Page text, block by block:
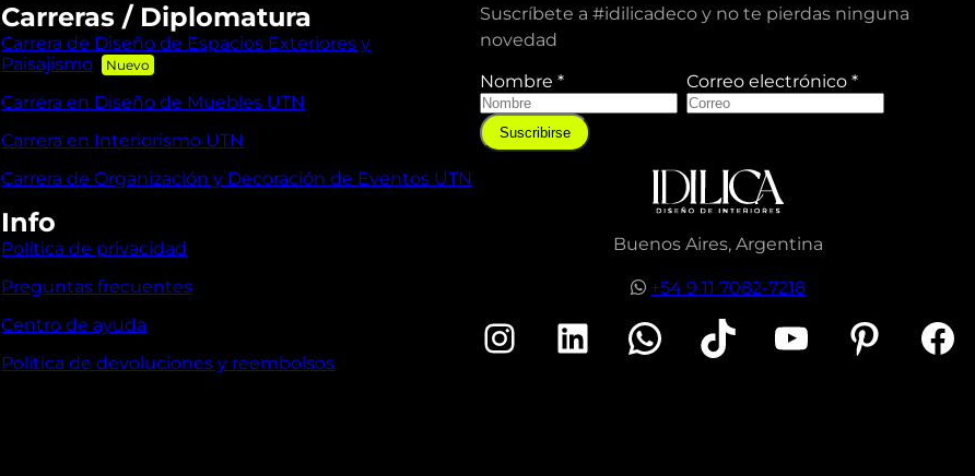
Carreras / Diplomatura
Carrera de Diseño de Espacios Exteriores y
Paisajismo
Carrera en Diseño de Muebles UTN
Carrera en Interiorismo UTN
Carrera de Organización y Decoración de Eventos UTN
Info
Política de privacidad
Preguntas frecuentes
Centro de ayuda
Política de devoluciones y reembolsos
Suscríbete a #idilicadeco y no te pierdas ninguna
novedad
Nombre *
C
o
r
r
ó
Correo electrónico *
Suscribirse
Buenos Aires, Argentina
+54 9 11 7082-7218
Instagram LinkedIn WhatsApp TikTok YouTube Pinterest Facebook